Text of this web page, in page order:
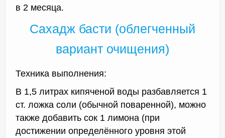
в 2 месяца.
Сахадж басти (облегченный
вариант очищения)
Техника выполнения:
В 1,5 литрах кипяченой воды разбавляется 1
ст. ложка соли (обычной поваренной), можно
также добавить сок 1 лимона (при
достижении определённого уровня этой